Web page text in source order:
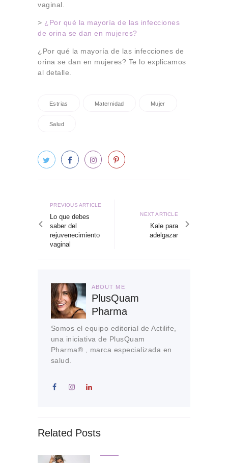
vaginal.
> ¿Por qué la mayoría de las infecciones
de orina se dan en mujeres?
¿Por qué la mayoría de las infecciones de
orina se dan en mujeres? Te lo explicamos
al detalle.
Estrias Maternidad Mujer
Salud
de
entradas
Previous
article
PREVIOUS ARTICLE
Lo que debes
saber del
rejuvenecimiento
vaginal
Next
article
NEXT ARTICLE
Kale para
adelgazar
ABOUT ME
PlusQuam
Pharma
Somos el equipo editorial de Actilife,
una iniciativa de PlusQuam
Pharma® , marca especializada en
salud.
Related Posts